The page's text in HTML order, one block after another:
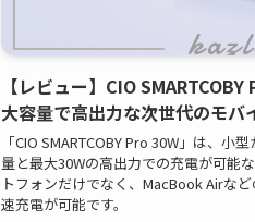
【レビュー】CIO
大容量で高出力な次世代のモ
「CIO SMARTCOBY Pro 30W」は、小
量と最大30Wの高出力での充電が可能
トフォンだけでなく、MacBook Airな
速充電が可能です。